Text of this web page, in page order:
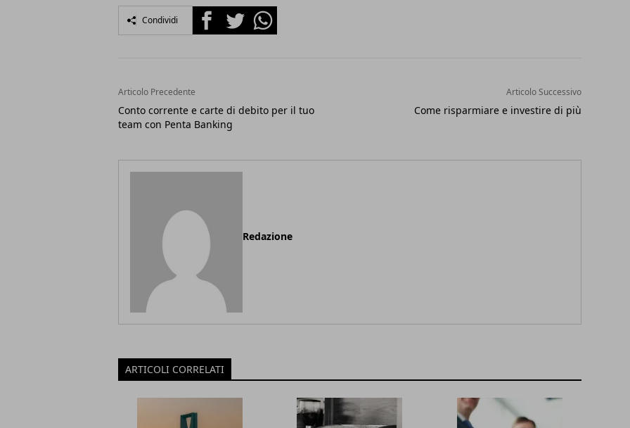
Condividi FacebookTwitterWhatsapp
Articolo Precedente
Conto corrente e carte di debito per il tuo
team con Penta Banking
Articolo Successivo
Come risparmiare e investire di più
Redazione
ARTICOLI CORRELATI